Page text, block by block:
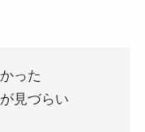
った
見づらい